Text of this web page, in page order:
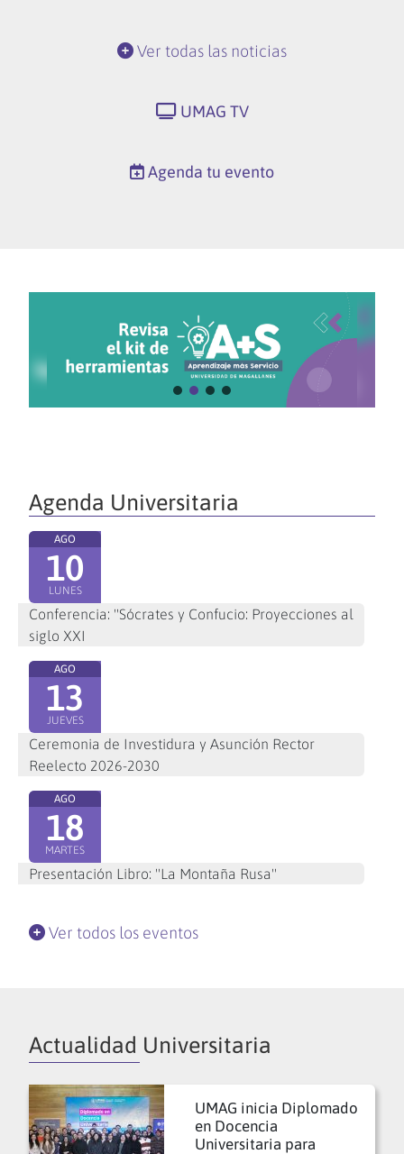
Ver todas las noticias
UMAG TV
Agenda tu evento
Agenda Universitaria
AGO
10
LUNES
Conferencia: "Sócrates y Confucio: Proyecciones al
siglo XXI
AGO
13
JUEVES
Ceremonia de Investidura y Asunción Rector
Reelecto 2026-2030
AGO
18
MARTES
Presentación Libro: "La Montaña Rusa"
Ver todos los eventos
Actualidad Universitaria
UMAG inicia Diplomado
en Docencia
Universitaria para